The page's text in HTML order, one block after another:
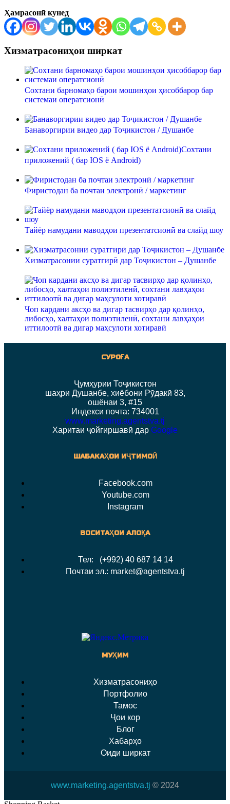
Ҳамрасонӣ кунед
Хизматрасониҳои ширкат
Сохтани барномаҳо барои мошинҳои ҳисоббарор бар
системаи оператсионӣ
Банаворгирии видео дар Тоҷикистон / Душанбе
Сохтани
приложений ( бар IOS ё Android)
Фиристодан ба почтаи электронӣ / маркетинг
Тайёр намудани маводҳои презентатсионӣ ва слайд шоу
Хизматрасонии суратгирӣ дар Тоҷикистон – Душанбе
Чоп кардани аксҳо ва дигар тасвирҳо дар қолинҳо,
либосҳо, халтаҳои полиэтиленӣ, сохтани лавҳаҳои
иттилоотӣ ва дигар маҳсулоти хотиравӣ
СУРОҒА
Ҷумҳурии Тоҷикистон
шаҳри Душанбе, хиёбони Рӯдакӣ 83,
ошёнаи 3, #15
Индекси почта: 734001
www.marketing.agentstva.tj
Харитаи ҷойгиршавӣ дар Google
ШАБАКАҲОИ ИҶТИМОӢ
Facebook.com
Youtube.com
Instagram
ВОСИТАҲОИ АЛОҚА
Тел: (+992) 40 687 14 14
Почтаи эл.: market@agentstva.tj
МУҲИМ
Хизматрасониҳо
Портфолио
Тамос
Ҷои кор
Блог
Хабарҳо
Оиди ширкат
www.marketing.agentstva.tj © 2024